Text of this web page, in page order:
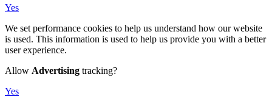
Yes
We set performance cookies to help us understand how our website
is used. This information is used to help us provide you with a better
user experience.
Allow Advertising tracking?
Yes